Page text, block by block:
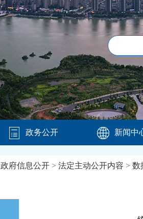
政务公开 新闻中
政府信息公开 > 法定主动公开内容 > 数